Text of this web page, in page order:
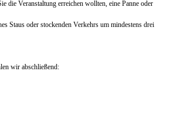
die Veranstaltung erreichen wollten, eine Panne oder
Staus oder stockenden Verkehrs um mindestens drei
wir abschließend: